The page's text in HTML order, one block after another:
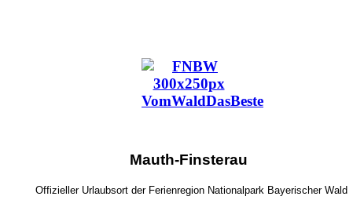
Mauth-Finsterau
Offizieller Urlaubsort der Ferienregion Nationalpark Bayerischer Wald